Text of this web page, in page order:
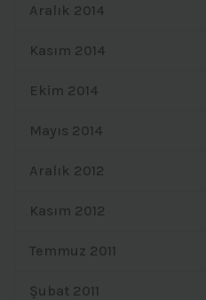
Aralık 2014
Kasım 2014
Ekim 2014
Mayıs 2014
Aralık 2012
Kasım 2012
Temmuz 2011
Şubat 2011